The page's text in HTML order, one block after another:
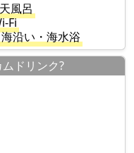
風呂
Fi
海沿い・海水浴
ドリンク?